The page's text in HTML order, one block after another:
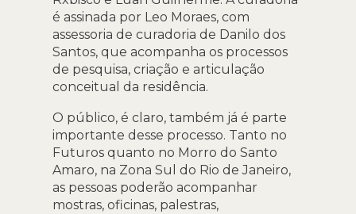
é assinada por Leo Moraes, com
assessoria de curadoria de Danilo dos
Santos, que acompanha os processos
de pesquisa, criação e articulação
conceitual da residência.
O público, é claro, também já é parte
importante desse processo. Tanto no
Futuros quanto no Morro do Santo
Amaro, na Zona Sul do Rio de Janeiro,
as pessoas poderão acompanhar
mostras, oficinas, palestras,